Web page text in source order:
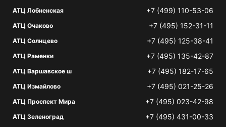
АТЦ Лобненская +7 (499) 110-53-06
АТЦ Очаково +7 (495) 152-31-11
АТЦ Солнцево +7 (495) 125-38-41
АТЦ Раменки +7 (495) 135-42-87
АТЦ Варшавское ш +7 (495) 182-17-65
АТЦ Измайлово +7 (495) 021-25-26
АТЦ Проспект Мира +7 (495) 023-42-98
АТЦ Зеленоград +7 (495) 431-00-33